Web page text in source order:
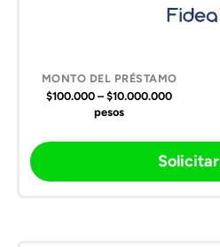
$100.000 – $10.000.000
pesos
Solicitar